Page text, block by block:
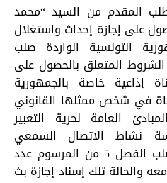
المقدم من السيد “محمد
على إجازة إحداث واستغلال
التونسية الواردة صلب
من كراس الشروط المتعلق بالحصول على
إذاعية خاصة بالجمهورية
في شخص ممثلها القانوني
العامة لحرية التعبير
نشاط الاتصال السمعي
والبصري المنصوص عليها صلب الفصل 5 من المرسوم عدد
لا يجوز معه والحالة تلك إسناد إجازة بث